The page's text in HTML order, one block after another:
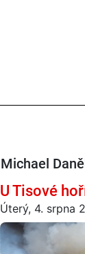
Michael
U Tisové
Úterý, 4. srpna